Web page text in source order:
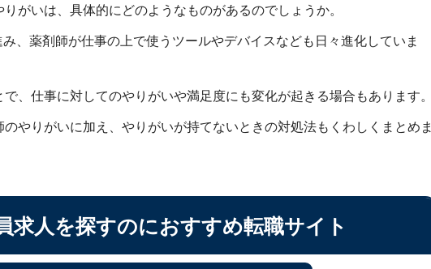
がいは、具体的にどのようなものがあるのでしょうか。
、薬剤師が仕事の上で使うツールやデバイスなども日々進化していま
、仕事に対してのやりがいや満足度にも変化が起きる場合もあります。
やりがいに加え、やりがいが持てないときの対処法もくわしくまとめま
求人を探すのにおすすめ転職サイト